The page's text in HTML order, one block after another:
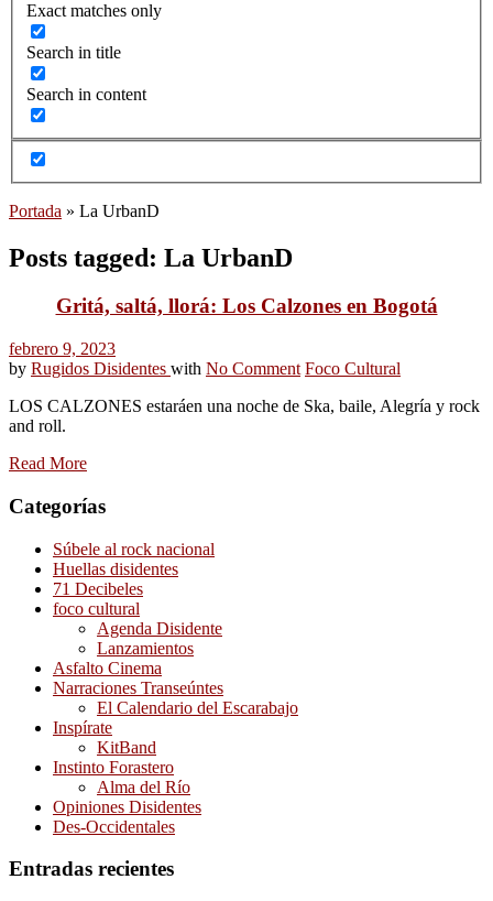
Exact matches only
Search in title
Search in content
Portada » La UrbanD
Posts tagged: La UrbanD
Gritá, saltá, llorá: Los Calzones en Bogotá
febrero 9, 2023
by Rugidos Disidentes with No Comment Foco Cultural
LOS CALZONES estaráen una noche de Ska, baile, Alegría y rock
and roll.
Read More
Categorías
Súbele al rock nacional
Huellas disidentes
71 Decibeles
foco cultural
Agenda Disidente
Lanzamientos
Asfalto Cinema
Narraciones Transeúntes
El Calendario del Escarabajo
Inspírate
KitBand
Instinto Forastero
Alma del Río
Opiniones Disidentes
Des-Occidentales
Entradas recientes